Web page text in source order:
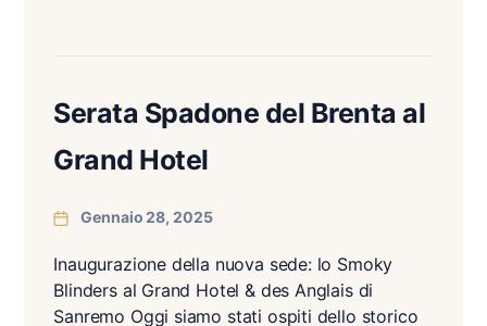
Serata Spadone del Brenta al
Grand Hotel
Gennaio 28, 2025
Inaugurazione della nuova sede: lo Smoky
Blinders al Grand Hotel & des Anglais di
Sanremo Oggi siamo stati ospiti dello storico